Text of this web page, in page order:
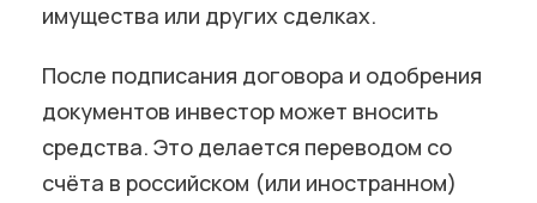
имущества или других сделках.
После подписания договора и одобрения
документов инвестор может вносить
средства. Это делается переводом со
счёта в российском (или иностранном)